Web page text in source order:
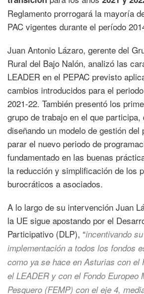
Reglamento prorrogará la mayoría
PAC vigentes durante el período
Juan Antonio Lázaro, gerente del
Rural del Bajo Nalón, analizó las
LEADER en el PEPAC previsto
cambios introducidos para el
2021-22. También presentó los
grupo de trabajo en el que participa,
diseñando un modelo de gestión del
parar el nuevo periodo de
fundamentado en las buenas
la reducción y simplificación de los
burocráticos a asociados.
A lo largo de su intervención Juan
la UE sigue apostando por el
Participativo (DLP), “incentivando
implementación a todos los fondos
como ya se hace en Asturias con el
el LEADER y con el Fondo Europeo
Pesquero (FEMP) con el eje 4,